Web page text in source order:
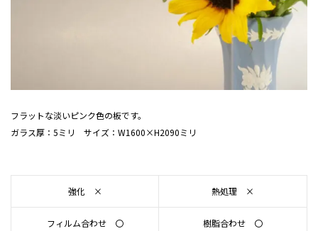
フラットな淡いピンク色の板です。
ガラス厚：5ミリ サイズ：W1600×H2090ミリ
強化 × 熱処理 ×
フィルム合わせ 〇 樹脂合わせ 〇